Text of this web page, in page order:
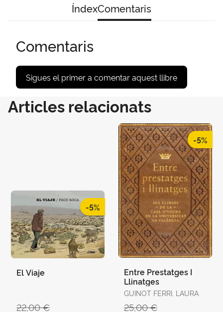
ÍndexComentaris
Comentaris
Sigues el primer a comentar aquest llibre
Articles relacionats
-5%
El Viaje
22,00 €
-5%
Entre Prestatges I
Llinatges
GUINOT FERRI, LAURA
25,00 €